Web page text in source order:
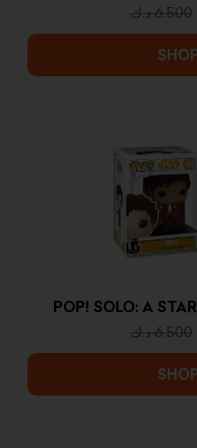
6.500 د.ك
POP! SOLO: A
6.500 د.ك